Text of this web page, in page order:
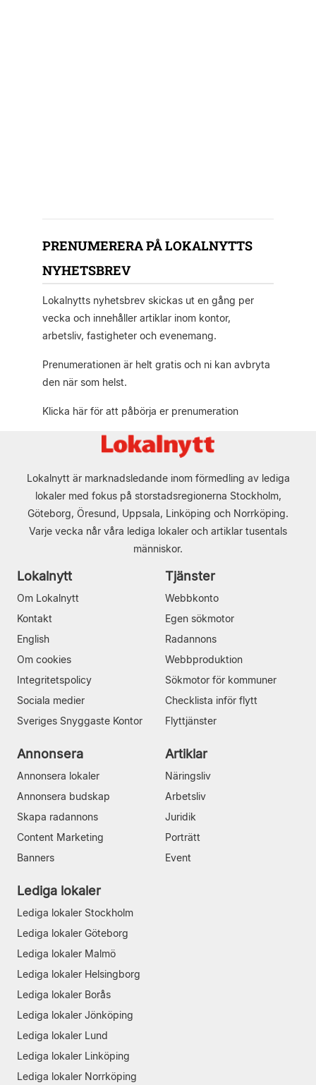
PRENUMERERA PÅ LOKALNYTTS
NYHETSBREV
Lokalnytts nyhetsbrev skickas ut en gång per
vecka och innehåller artiklar inom kontor,
arbetsliv, fastigheter och evenemang.
Prenumerationen är helt gratis och ni kan avbryta
den när som helst.
Klicka här för att påbörja er prenumeration
Lokalnytt är marknadsledande inom förmedling av lediga
lokaler med fokus på storstadsregionerna Stockholm,
Göteborg, Öresund, Uppsala, Linköping och Norrköping.
Varje vecka når våra lediga lokaler och artiklar tusentals
människor.
Lokalnytt
Om Lokalnytt
Kontakt
English
Om cookies
Integritetspolicy
Sociala medier
Sveriges Snyggaste Kontor
Tjänster
Webbkonto
Egen sökmotor
Radannons
Webbproduktion
Sökmotor för kommuner
Checklista inför flytt
Flyttjänster
Annonsera
Annonsera lokaler
Annonsera budskap
Skapa radannons
Content Marketing
Banners
Artiklar
Näringsliv
Arbetsliv
Juridik
Porträtt
Event
Lediga lokaler
Lediga lokaler Stockholm
Lediga lokaler Göteborg
Lediga lokaler Malmö
Lediga lokaler Helsingborg
Lediga lokaler Borås
Lediga lokaler Jönköping
Lediga lokaler Lund
Lediga lokaler Linköping
Lediga lokaler Norrköping